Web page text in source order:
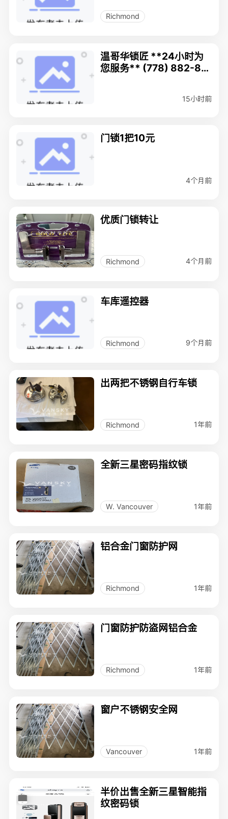
Richmond
温哥华锁匠 **24小时为
您服务** (778) 882-80
15小时前
门锁1把10元
4个月前
优质门锁转让
Richmond 4个月前
车库遥控器
Richmond 9个月前
出两把不锈钢自行车锁
Richmond 1年前
全新三星密码指纹锁
W. Vancouver 1年前
铝合金门窗防护网
Richmond 1年前
门窗防护防盗网铝合金
Richmond 1年前
窗户不锈钢安全网
Vancouver 1年前
半价出售全新三星智能指
纹密码锁